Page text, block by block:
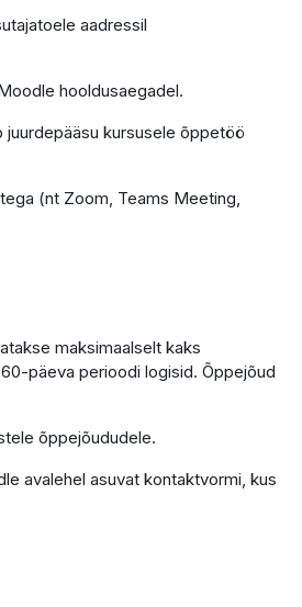
aadressil
hooldusaegadel.
juurdepääsu kursusele õppetöö
(nt Zoom, Teams Meeting,
maksimaalselt kaks
päeva perioodi logisid. Õppejõud
õppejõududele.
avalehel asuvat kontaktvormi, kus